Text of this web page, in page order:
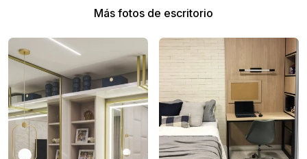
Más fotos de escritorio